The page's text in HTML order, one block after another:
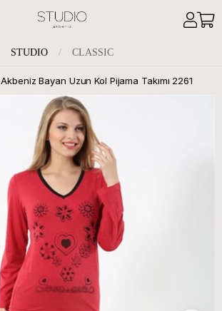
STUDIO / CLASSIC
Akbeniz Bayan Uzun Kol Pijama Takımı 2261